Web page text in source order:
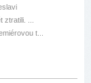
ztratili. ...
t...